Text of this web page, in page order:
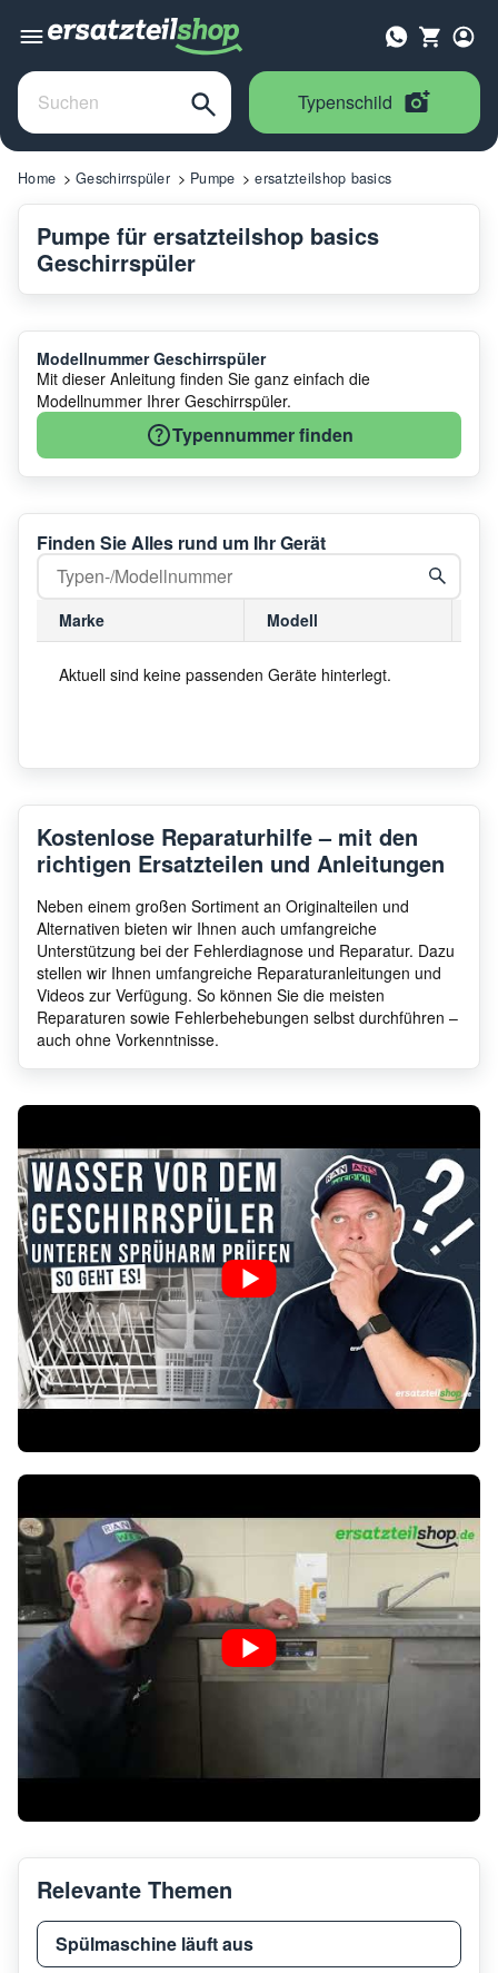
Typenschild
Home Geschirrspüler Pumpe ersatzteilshop basics
Pumpe für ersatzteilshop basics
Geschirrspüler
Modellnummer Geschirrspüler
Mit dieser Anleitung finden Sie ganz einfach die
Modellnummer Ihrer Geschirrspüler.
Typennummer finden
Finden Sie Alles rund um Ihr Gerät
Marke Modell
Aktuell sind keine passenden Geräte hinterlegt.
Kostenlose Reparaturhilfe – mit den
richtigen Ersatzteilen und Anleitungen
Neben einem großen Sortiment an Originalteilen und
Alternativen bieten wir Ihnen auch umfangreiche
Unterstützung bei der Fehlerdiagnose und Reparatur. Dazu
stellen wir Ihnen umfangreiche Reparaturanleitungen und
Videos zur Verfügung. So können Sie die meisten
Reparaturen sowie Fehlerbehebungen selbst durchführen –
auch ohne Vorkenntnisse.
Relevante Themen
Spülmaschine läuft aus